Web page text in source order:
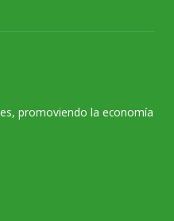
promoviendo la economía